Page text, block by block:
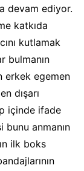
devam ediyor.
katkıda
kutlamak
bulmanın
erkek egemen
dışarı
içinde ifade
anmanın
ilk boks